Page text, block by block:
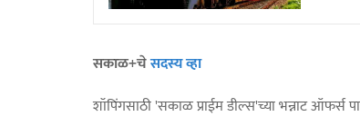
सकाळ+चेसदस्य व्हा
शॉपिंगसाठी 'सकाळ प्राईम डील्स'च्या भन्नाट ऑफर्स